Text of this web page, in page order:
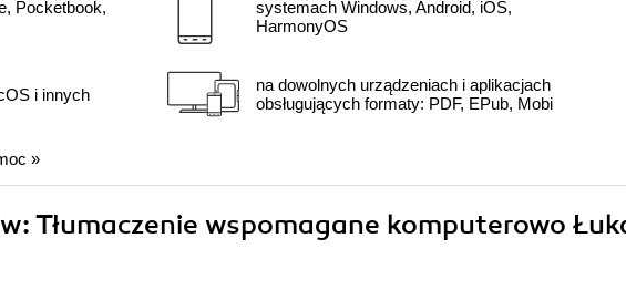
Pocketbook,
i innych
systemach Windows, Android, iOS,
HarmonyOS
na dowolnych urządzeniach i aplikacjach
obsługujących formaty: PDF, EPub, Mobi
»
Tłumaczenie wspomagane komputerowo